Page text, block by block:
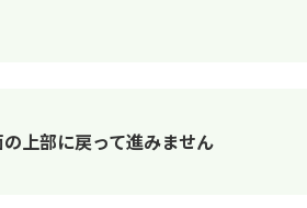
上部に戻って進みません